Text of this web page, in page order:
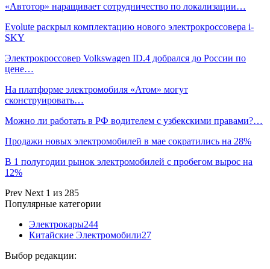
«Автотор» наращивает сотрудничество по локализации…
Evolute раскрыл комплектацию нового электрокроссовера i-
SKY
Электрокроссовер Volkswagen ID.4 добрался до России по
цене…
На платформе электромобиля «Атом» могут
сконструировать…
Можно ли работать в РФ водителем с узбекскими правами?…
Продажи новых электромобилей в мае сократились на 28%
В 1 полугодии рынок электромобилей с пробегом вырос на
12%
Prev Next 1 из 285
Популярные категории
Электрокары244
Китайские Электромобили27
Выбор редакции: